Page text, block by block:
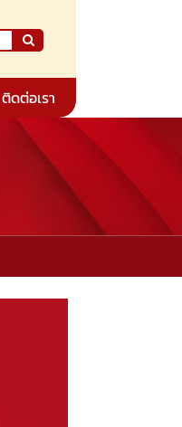
ติดต่อเรา